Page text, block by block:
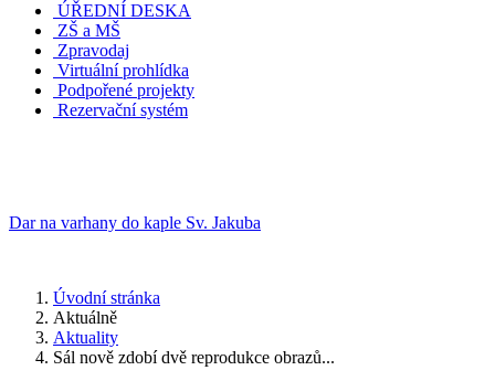
ÚŘEDNÍ DESKA
ZŠ a MŠ
Zpravodaj
Virtuální prohlídka
Podpořené projekty
Rezervační systém
Dar na varhany do kaple Sv. Jakuba
Úvodní stránka
Aktuálně
Aktuality
Sál nově zdobí dvě reprodukce obrazů...